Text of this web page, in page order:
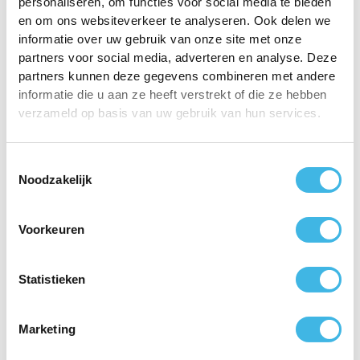
en om ons websiteverkeer te analyseren. Ook delen we
informatie over uw gebruik van onze site met onze
partners voor social media, adverteren en analyse. Deze
partners kunnen deze gegevens combineren met andere
informatie die u aan ze heeft verstrekt of die ze hebben
verzameld op basis van uw gebruik van hun services.
Noodzakelijk
Voorkeuren
Statistieken
Marketing
Snel starten zonder verwijzing
Je hebt geen verwijzing nodig. Plan eenvoudig
een intake in en ontdek hoe wij je helpen
sterker, fitter en zelfverzekerder te worden.